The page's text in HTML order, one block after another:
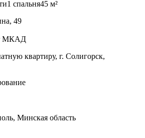
1 спальня45 м²
49
МКАД
квартиру, г. Солигорск,
Минская область